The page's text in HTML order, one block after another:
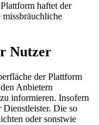
haftet der
Nutzer
der Plattform
Anbietern
informieren. Insofern
Dienstleister. Die so
oder sonstwie